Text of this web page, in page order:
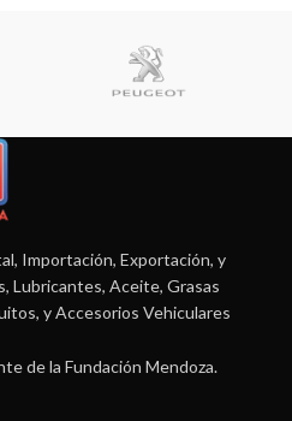
Importación, Exportación, y
Lubricantes, Aceite, Grasas
y Accesorios Vehiculares
de la Fundación Mendoza.